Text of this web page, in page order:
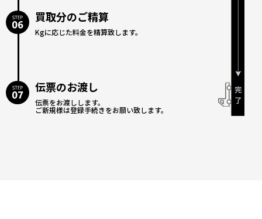
買取分のご精算
Kgに応じた料金を精算致します。
伝票のお渡し
伝票をお渡しします。
ご新規様は登録手続きをお願い致します。